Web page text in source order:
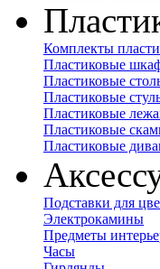
Комплекты
Пластиковые
Пластиковые
Пластиковые
Пластиковые
Пластиковые
Пластиковые
Подставки для
Электрокамины
Предметы
Часы